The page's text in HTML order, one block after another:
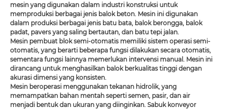
mesin yang digunakan dalam industri konstruksi untuk
memproduksi berbagai jenis balok beton. Mesin ini digunakan
dalam produksi berbagai jenis batu bata, balok berongga, balok
padat, pavers yang saling bertautan, dan batu tepi jalan.
Mesin pembuat blok semi-otomatis memiliki sistem operasi semi-
otomatis, yang berarti beberapa fungsi dilakukan secara otomatis,
sementara fungsi lainnya memerlukan intervensi manual. Mesin ini
dirancang untuk menghasilkan balok berkualitas tinggi dengan
akurasi dimensi yang konsisten.
Mesin beroperasi menggunakan tekanan hidrolik, yang
memampatkan bahan mentah seperti semen, pasir, dan air
menjadi bentuk dan ukuran yang diinginkan. Sabuk konveyor